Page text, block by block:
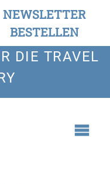
NEWSLETTER
BESTELLEN
DIE TRAVEL